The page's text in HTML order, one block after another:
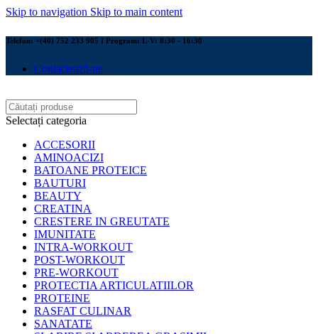
Skip to navigation Skip to main content
Telefon: +(40) 752 233 905 I Program: L-V: 8:30 - 16:30
Contactează-ne
Selectați categoria
ACCESORII
AMINOACIZI
BATOANE PROTEICE
BAUTURI
BEAUTY
CREATINA
CRESTERE IN GREUTATE
IMUNITATE
INTRA-WORKOUT
POST-WORKOUT
PRE-WORKOUT
PROTECTIA ARTICULATIILOR
PROTEINE
RASFAT CULINAR
SANATATE